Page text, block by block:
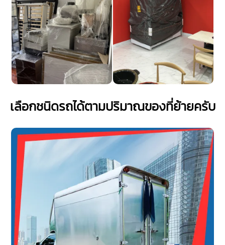
เลือกชนิดรถได้ตามปริมาณของที่ย้ายครับ